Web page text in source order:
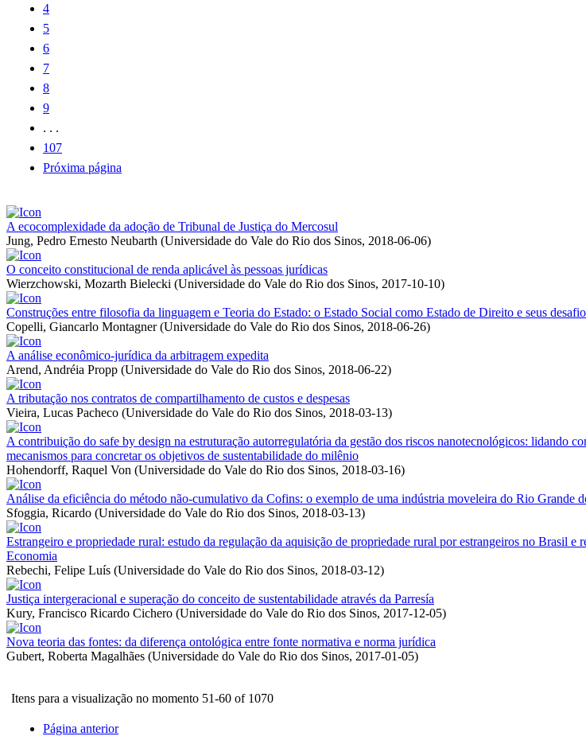
4
5
6
7
8
9
. . .
107
Próxima página
A ecocomplexidade da adoção de Tribunal de Justiça do Mercosul
Jung, Pedro Ernesto Neubarth (Universidade do Vale do Rio dos Sinos, 2018-06-06)
O conceito constitucional de renda aplicável às pessoas jurídicas
Wierzchowski, Mozarth Bielecki (Universidade do Vale do Rio dos Sinos, 2017-10-10)
Construções entre filosofia da linguagem e Teoria do Estado: o Estado Social como Estado de Direito e seus
Copelli, Giancarlo Montagner (Universidade do Vale do Rio dos Sinos, 2018-06-26)
A análise econômico-jurídica da arbitragem expedita
Arend, Andréia Propp (Universidade do Vale do Rio dos Sinos, 2018-06-22)
A tributação nos contratos de compartilhamento de custos e despesas
Vieira, Lucas Pacheco (Universidade do Vale do Rio dos Sinos, 2018-03-13)
A contribuição do safe by design na estruturação autorregulatória da gestão dos riscos nanotecnológicos: lidando
mecanismos para concretar os objetivos de sustentabilidade do milênio
Hohendorff, Raquel Von (Universidade do Vale do Rio dos Sinos, 2018-03-16)
Análise da eficiência do método não-cumulativo da Cofins: o exemplo de uma indústria moveleira do Rio Grande
Sfoggia, Ricardo (Universidade do Vale do Rio dos Sinos, 2018-03-13)
Estrangeiro e propriedade rural: estudo da regulação da aquisição de propriedade rural por estrangeiros no Brasil
Economia
Rebechi, Felipe Luís (Universidade do Vale do Rio dos Sinos, 2018-03-12)
Justiça intergeracional e superação do conceito de sustentabilidade através da Parresía
Kury, Francisco Ricardo Cichero (Universidade do Vale do Rio dos Sinos, 2017-12-05)
Nova teoria das fontes: da diferença ontológica entre fonte normativa e norma jurídica
Gubert, Roberta Magalhães (Universidade do Vale do Rio dos Sinos, 2017-01-05)
Itens para a visualização no momento 51-60 of 1070
Página anterior